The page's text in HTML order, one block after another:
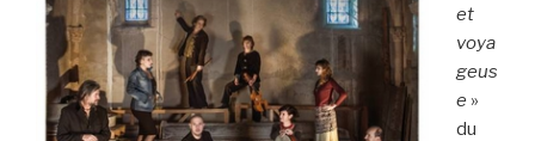
et
voya
geus
e »
du